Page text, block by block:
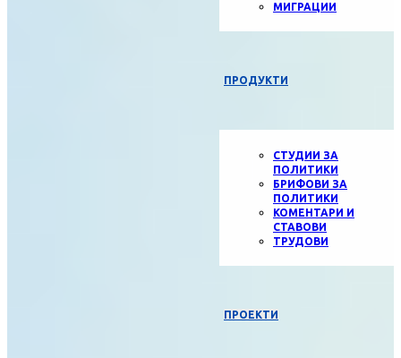
МИГРАЦИИ
ПРОДУКТИ
СТУДИИ ЗА
ПОЛИТИКИ
БРИФОВИ ЗА
ПОЛИТИКИ
КОМЕНТАРИ И
СТАВОВИ
ТРУДОВИ
ПРОЕКТИ